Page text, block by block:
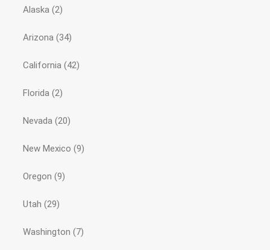
Alaska (2)
Arizona (34)
California (42)
Florida (2)
Nevada (20)
New Mexico (9)
Oregon (9)
Utah (29)
Washington (7)